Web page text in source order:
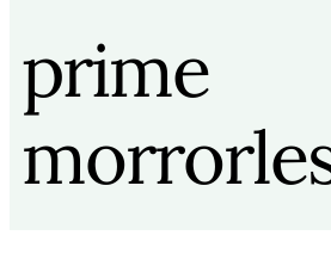
prime